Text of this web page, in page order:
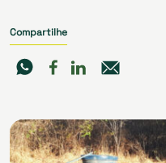
Compartilhe